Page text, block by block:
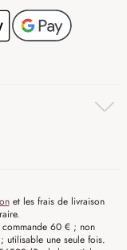
et les frais de livraison
commande 60 € ; non
utilisable une seule fois.